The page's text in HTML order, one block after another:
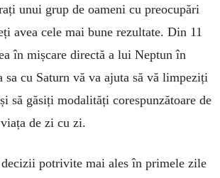
unui grup de oameni cu preo­cu­pări
avea cele mai bune rezul­tate. Din 11
în mișcare directă a lui Neptun în
sa cu Saturn vă va ajuta să vă limpeziți
să găsiți mo­dalități corespunzătoare de
de zi cu zi.
po­tri­vite mai ales în primele zile